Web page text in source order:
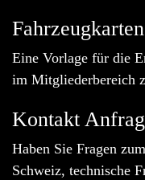
Fahrzeugkarten
Eine Vorlage für die
im Mitgliederbereich
Kontakt
Haben Sie Fragen
Schweiz, technische